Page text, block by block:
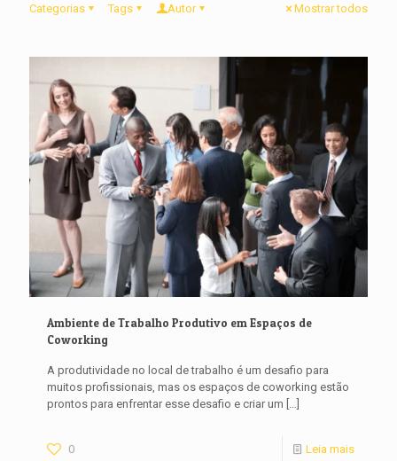
Categorias Tags Autor Mostrar todos
Ambiente de Trabalho Produtivo em Espaços de
Coworking
A produtividade no local de trabalho é um desafio para
muitos profissionais, mas os espaços de coworking estão
prontos para enfrentar esse desafio e criar um […]
0 Leia mais